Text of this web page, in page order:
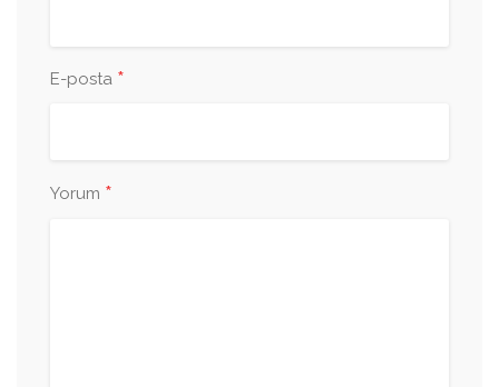
E-posta *
Yorum *